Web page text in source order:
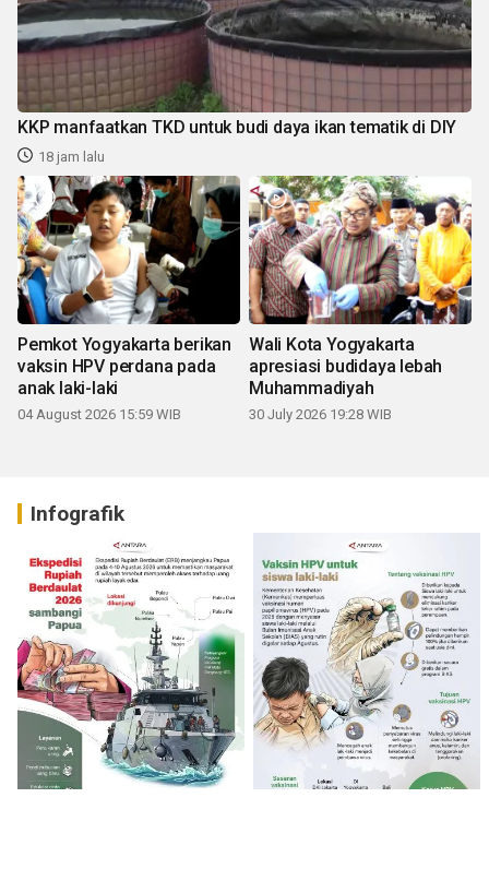
KKP manfaatkan TKD untuk budi daya ikan tematik di DIY
18 jam lalu
Pemkot Yogyakarta berikan
vaksin HPV perdana pada
anak laki-laki
04 August 2026 15:59 WIB
Wali Kota Yogyakarta
apresiasi budidaya lebah
Muhammadiyah
30 July 2026 19:28 WIB
Infografik